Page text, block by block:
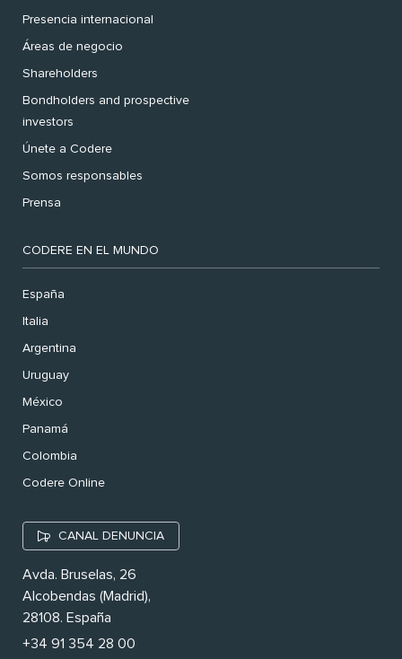
Presencia internacional
Áreas de negocio
Shareholders
Bondholders and prospective
investors
Únete a Codere
Somos responsables
Prensa
CODERE EN EL MUNDO
España
Italia
Argentina
Uruguay
México
Panamá
Colombia
Codere Online
CANAL DENUNCIA
Avda. Bruselas, 26
Alcobendas (Madrid),
28108. España
+34 91 354 28 00